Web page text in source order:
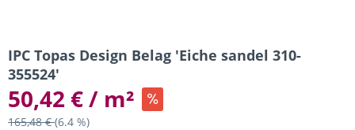
IPC Topas Design Belag 'Eiche sandel 310-
355524'
50,42 € / m²
165,48 €(6.4 %)